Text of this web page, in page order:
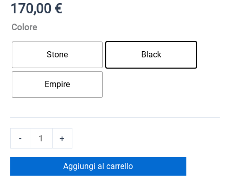
170,00 €
Colore
Stone Black
Empire
-
NAPOLÉON
-
quantità
+
Aggiungi al carrello